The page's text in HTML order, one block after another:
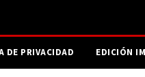
DE PRIVACIDAD EDICIÓN